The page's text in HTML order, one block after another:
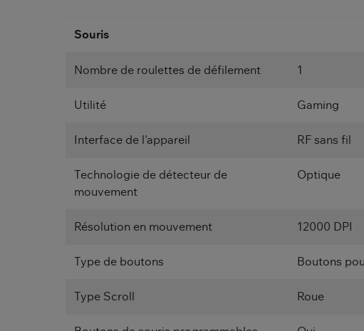
Souris
Nombre de roulettes de défilement 1
Utilité Gaming
Interface de l'appareil RF sans fil
Technologie de détecteur de
mouvement
Optique
Résolution en mouvement 12000 DPI
Type de boutons Boutons
Type Scroll Roue